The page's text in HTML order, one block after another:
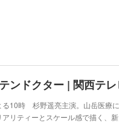
ンドクター | 関西テ
る10時 杉野遥亮主演。山岳医療に
アリティーとスケール感で描く、